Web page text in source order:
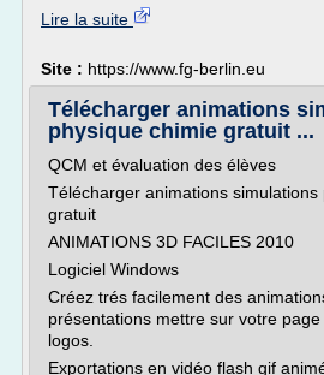
Lire la suite
Site : https://www.fg-berlin.eu
Télécharger animations
physique chimie gratuit ...
QCM et évaluation des élèves
Télécharger animations simulations
gratuit
ANIMATIONS 3D FACILES 2010
Logiciel Windows
Créez trés facilement des
présentations mettre sur votre
logos.
Exportations en vidéo flash gif